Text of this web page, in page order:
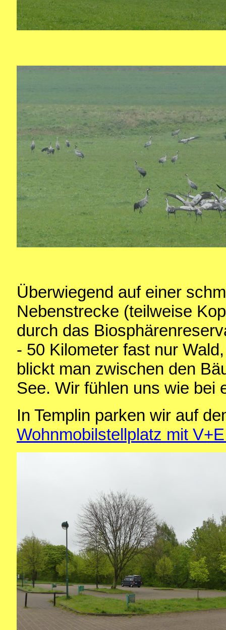
Überwiegend auf einer
Nebenstrecke (teilweise
durch das
- 50 Kilometer fast nur
blickt man zwischen den
See. Wir fühlen uns wie bei
In Templin parken wir auf
Wohnmobilstellplatz mit